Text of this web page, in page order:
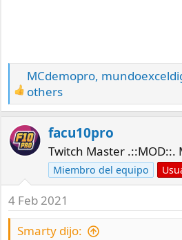
R
e
a
c
t
o
n
s
MCdemopro,
others
facu10pro
Twitch Master
Miembro del equipo
4 Feb 2021
Smarty dijo: